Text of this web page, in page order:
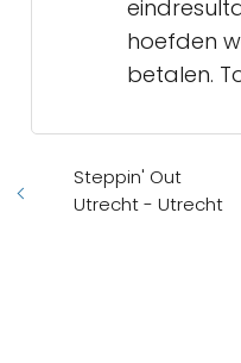
hoefden
betalen.
Steppin' Out
Utrecht - Utrecht